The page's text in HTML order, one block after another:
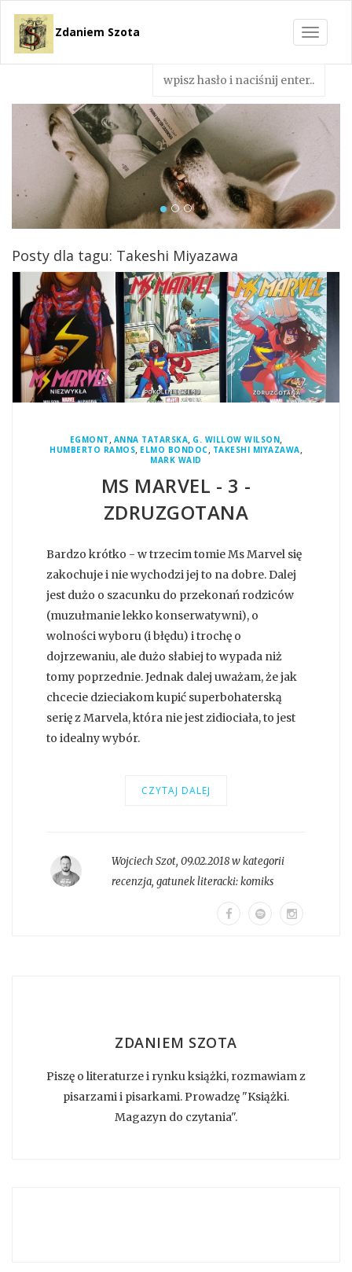
Toggle
Zdaniem Szota
Posty dla tagu: Takeshi Miyazawa
EGMONT, ANNA TATARSKA, G. WILLOW WILSON,
HUMBERTO RAMOS, ELMO BONDOC, TAKESHI MIYAZAWA,
MARK WAID
MS MARVEL - 3 -
ZDRUZGOTANA
Bardzo krótko - w trzecim tomie Ms Marvel się
zakochuje i nie wychodzi jej to na dobre. Dalej
jest dużo o szacunku do przekonań rodziców
(muzułmanie lekko konserwatywni), o
wolności wyboru (i błędu) i trochę o
dojrzewaniu, ale dużo słabiej to wypada niż
tomy poprzednie. Jednak dalej uważam, że jak
chcecie dzieciakom kupić superbohaterską
serię z Marvela, która nie jest zidiociała, to jest
to idealny wybór.
CZYTAJ DALEJ
Wojciech Szot, 09.02.2018 w kategorii
recenzja, gatunek literacki:komiks
ZDANIEM SZOTA
Piszę o literaturze i rynku książki, rozmawiam z
pisarzami i pisarkami. Prowadzę "Książki.
Magazyn do czytania".